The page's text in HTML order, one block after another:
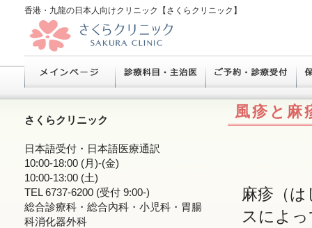
香港・九龍の日本人向けクリニック【さくらクリニック】
風疹と麻
麻疹（
スによ
さくらクリニック
日本語受付・日本語医療通訳
10:00-18:00 (月)-(金)
10:00-13:00 (土)
TEL 6737-6200 (受付 9:00-)
総合診療科・総合內科・小児科・胃腸
科消化器外科